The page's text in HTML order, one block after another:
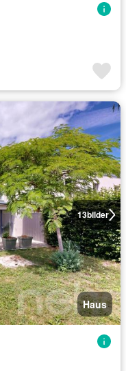
13bilder
Haus